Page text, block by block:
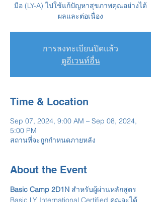
มือ (LY-A) ไปใช้แก้ปัญหาสุขภาพคุณอย่างได้
ผลและต่อเนื่อง
การลงทะเบียนปิดแล้ว
ดูอีเวนท์อื่น
Time & Location
Sep 07, 2024, 9:00 AM – Sep 08, 2024,
5:00 PM
สถานที่จะถูกกำหนดภายหลัง
About the Event
Basic Camp 2D1N สำหรับผู้ผ่านหลักสูตร
Basic LY International Certified คุณจะได้